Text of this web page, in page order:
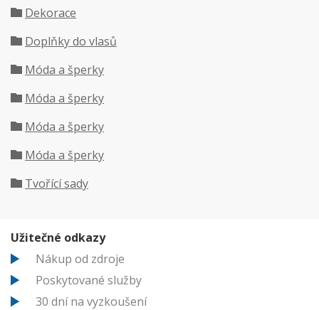
Dekorace
Doplňky do vlasů
Móda a šperky
Móda a šperky
Móda a šperky
Móda a šperky
Tvořící sady
Užitečné odkazy
Nákup od zdroje
Poskytované služby
30 dní na vyzkoušení